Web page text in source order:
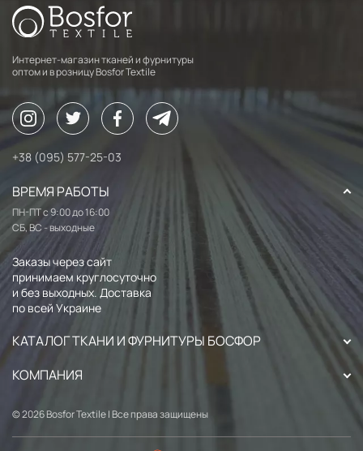
Интернет-магазин тканей и фурнитуры
оптом и в розницу Bosfor Textile
+38 (095) 577-25-03
ВРЕМЯ РАБОТЫ
ПН-ПТ с 9:00 до 16:00
СБ, ВС - выходные
Заказы через сайт
принимаем круглосуточно
и без выходных. Доставка
по всей Украине
КАТАЛОГ ТКАНИ И ФУРНИТУРЫ БОСФОР
КОМПАНИЯ
© 2026 Bosfor Textile | Все права защищены